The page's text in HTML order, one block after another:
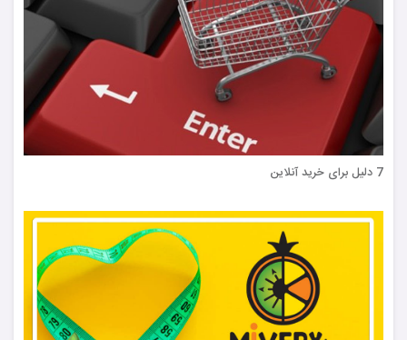
7 دلیل برای خرید آنلاین